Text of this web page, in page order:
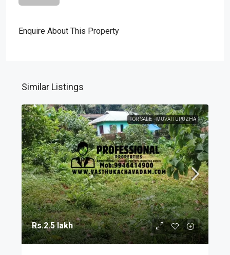
Enquire About This Property
Similar Listings
FOR SALE MUVATTUPUZHA
Rs.2.5 lakh